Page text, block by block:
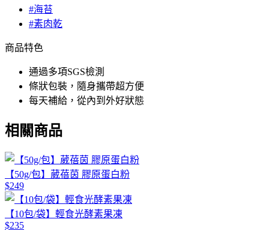
#海苔
#素肉乾
商品特色
通過多項SGS檢測
條狀包裝，隨身攜帶超方便
每天補給，從內到外好狀態
相關商品
【50g/包】葳蓓茵 膠原蛋白粉
$249
【10包/袋】輕食光酵素果凍
$235